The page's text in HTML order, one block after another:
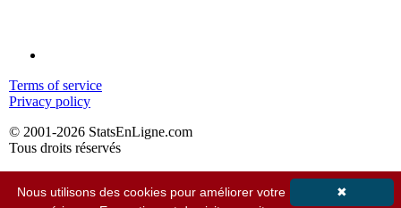
Terms of service
Privacy policy
© 2001-2026 StatsEnLigne.com
Tous droits réservés
✖
Nous utilisons des cookies pour améliorer votre